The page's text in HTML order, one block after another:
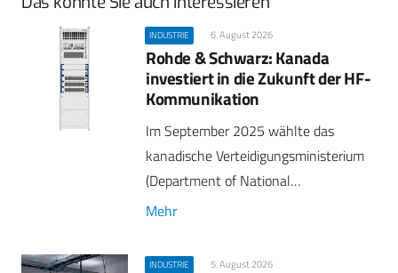
INDUSTRIE 6. August 2026
Rohde & Schwarz: Kanada
investiert in die Zukunft der HF-
Kommunikation
Im September 2025 wählte das
kanadische Verteidigungsministerium
(Department of National…
Mehr
INDUSTRIE 5. August 2026